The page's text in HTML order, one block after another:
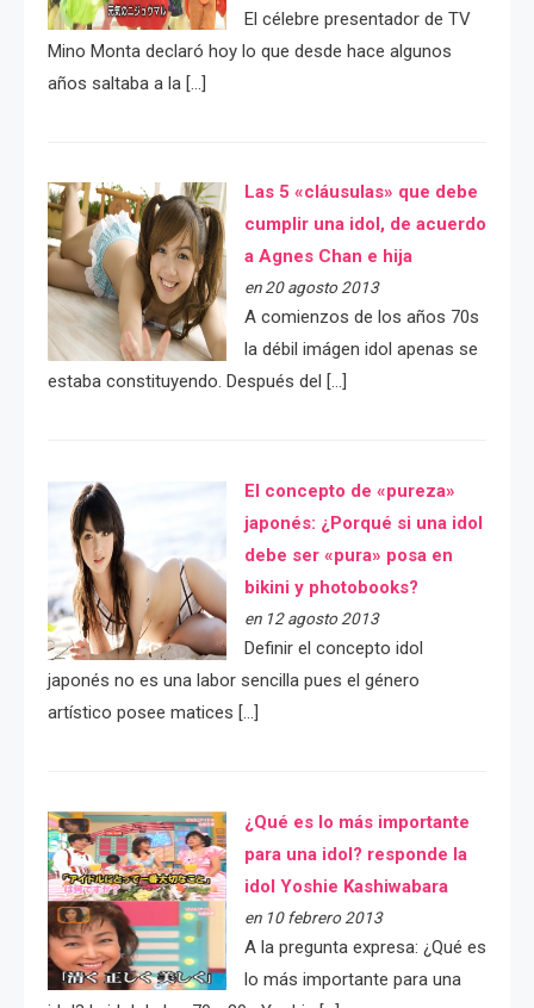
El célebre presentador de TV
Mino Monta declaró hoy lo que desde hace algunos
años saltaba a la […]
Las 5 «cláusulas» que debe
cumplir una idol, de acuerdo
a Agnes Chan e hija
en 20 agosto 2013
A comienzos de los años 70s
la débil imágen idol apenas se
estaba constituyendo. Después del […]
El concepto de «pureza»
japonés: ¿Porqué si una idol
debe ser «pura» posa en
bikini y photobooks?
en 12 agosto 2013
Definir el concepto idol
japonés no es una labor sencilla pues el género
artístico posee matices […]
¿Qué es lo más importante
para una idol? responde la
idol Yoshie Kashiwabara
en 10 febrero 2013
A la pregunta expresa: ¿Qué es
lo más importante para una